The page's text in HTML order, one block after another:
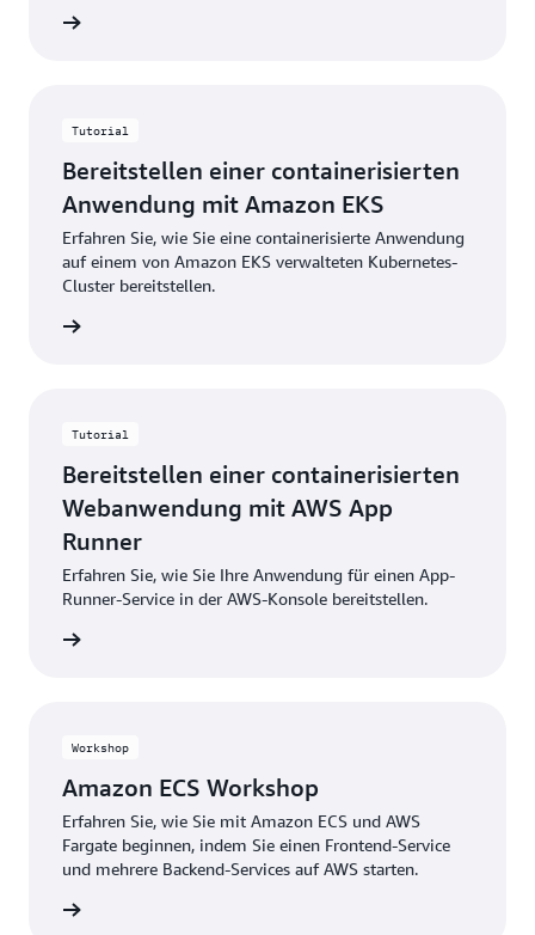
Tutorial
Bereitstellen einer containerisierten
Anwendung mit Amazon EKS
Erfahren Sie, wie Sie eine containerisierte Anwendung
auf einem von Amazon EKS verwalteten Kubernetes-
Cluster bereitstellen.
Tutorial
Bereitstellen einer containerisierten
Webanwendung mit AWS App
Runner
Erfahren Sie, wie Sie Ihre Anwendung für einen App-
Runner-Service in der AWS-Konsole bereitstellen.
Workshop
Amazon ECS Workshop
Erfahren Sie, wie Sie mit Amazon ECS und AWS
Fargate beginnen, indem Sie einen Frontend-Service
und mehrere Backend-Services auf AWS starten.